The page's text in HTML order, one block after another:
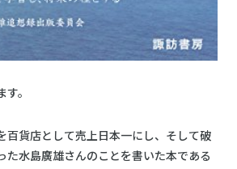
。
百貨店として売上日本一にし、そして破
た水島廣雄さんのことを書いた本である